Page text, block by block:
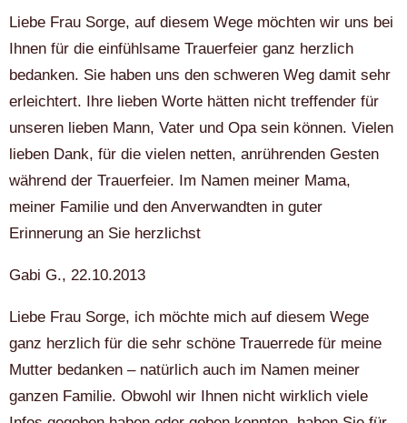
Liebe Frau Sorge, auf diesem Wege möchten wir uns bei
Ihnen für die einfühlsame Trauerfeier ganz herzlich
bedanken. Sie haben uns den schweren Weg damit sehr
erleichtert. Ihre lieben Worte hätten nicht treffender für
unseren lieben Mann, Vater und Opa sein können. Vielen
lieben Dank, für die vielen netten, anrührenden Gesten
während der Trauerfeier. Im Namen meiner Mama,
meiner Familie und den Anverwandten in guter
Erinnerung an Sie herzlichst
Gabi G., 22.10.2013
Liebe Frau Sorge, ich möchte mich auf diesem Wege
ganz herzlich für die sehr schöne Trauerrede für meine
Mutter bedanken – natürlich auch im Namen meiner
ganzen Familie. Obwohl wir Ihnen nicht wirklich viele